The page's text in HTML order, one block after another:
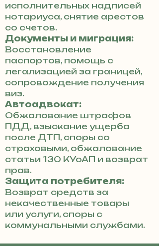
исполнительных надписей
нотариуса, снятие арестов
со счетов.
Документы и миграция:
Восстановление
паспортов, помощь с
легализацией за границей,
сопровождение получения
виз.
Автоадвокат:
Обжалование штрафов
ПДД, взыскание ущерба
после ДТП, споры со
страховыми, обжалование
статьи 130 КУоАП и возврат
прав.
Защита потребителя:
Возврат средств за
некачественные товары
или услуги, споры с
коммунальными службами.